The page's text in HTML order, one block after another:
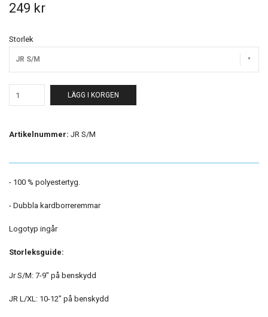
249 kr
Storlek
JR S/M
LÄGG I KORGEN
Artikelnummer: JR S/M
- 100 % polyestertyg.
- Dubbla kardborreremmar
Logotyp ingår
Storleksguide:
Jr S/M: 7-9" på benskydd
JR L/XL: 10-12" på benskydd